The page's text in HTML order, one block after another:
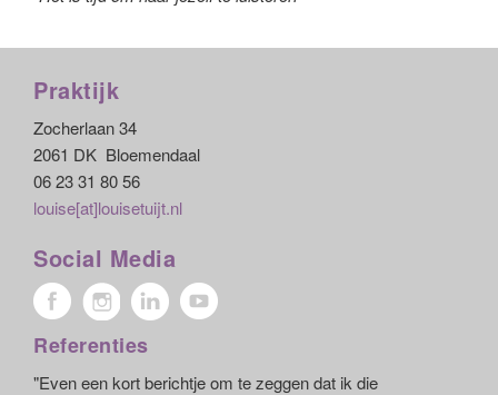
Praktijk
Zocherlaan 34
2061 DK Bloemendaal
06 23 31 80 56
louise[at]louisetuijt.nl
Social Media
Referenties
"Even een kort berichtje om te zeggen dat ik die